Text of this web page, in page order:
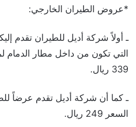
*عروض الطيران الخارجي:
ـ أولاً شركة أديل للطيران تقدم
التي تكون من داخل مطار الدمام
339 ريال.
ـ كما أن شركة أديل تقدم عرضاً
السعر 249 ريال.